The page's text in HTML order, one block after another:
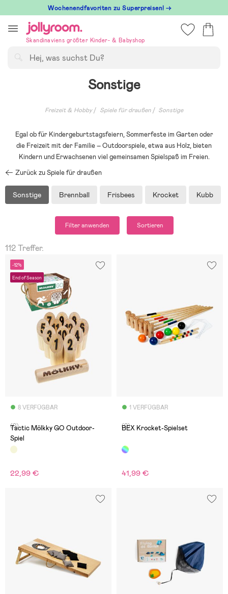
till
innehållet
Wochenendfavoriten zu Superpreisen! →
Skandinaviens größter Kinder- & Babyshop
Sonstige
Freizeit & Hobby Spiele für draußen Sonstige
Egal ob für Kindergeburtstagsfeiern, Sommerfeste im Garten oder
die Freizeit mit der Familie – Outdoorspiele, etwa aus Holz, bieten
Kindern und Erwachsenen viel gemeinsamen Spielspaß im Freien.
Zurück zu Spiele für draußen
Sonstige Brennball Frisbees Krocket Kubb
Filter anwenden Sortieren
112 Treffer.
-12%
End of Season
8 VERFÜGBAR
(0)
Tactic Mölkky GO Outdoor-
Spiel
22,99 €
1 VERFÜGBAR
(0)
BEX Krocket-Spielset
41,99 €